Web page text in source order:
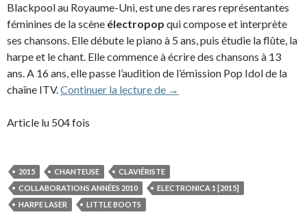
Blackpool au Royaume-Uni, est une des rares représentantes
féminines de la scène électropop qui compose et interprète
ses chansons. Elle débute le piano à 5 ans, puis étudie la flûte, la
harpe et le chant. Elle commence à écrire des chansons à 13
ans. A 16 ans, elle passe l’audition de l’émission Pop Idol de la
chaîne ITV.Continuer la lecture de Little Boots (2015)
→
Article lu 504 fois
2015 CHANTEUSE
CLAVIÉRISTE
COLLABORATIONS ANNÉES 2010
ELECTRONICA 1 [2015]
HARPE LASER
LITTLE BOOTS